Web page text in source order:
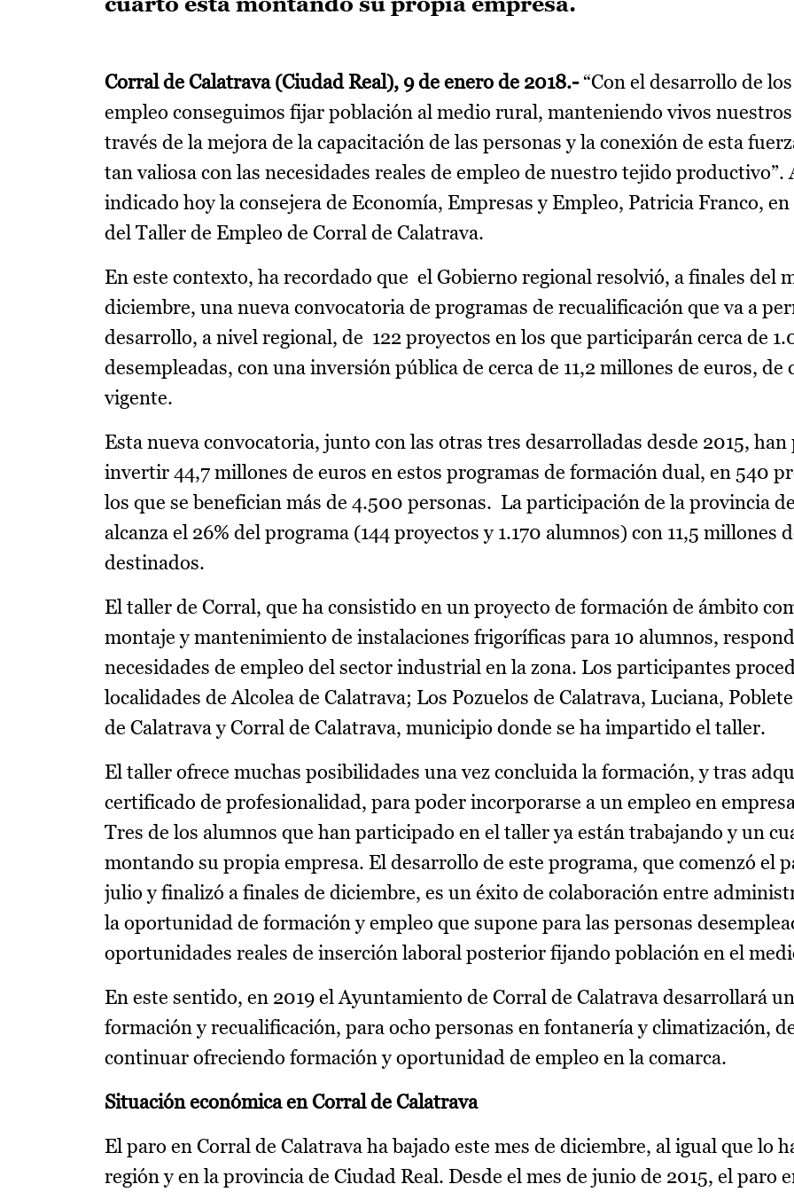
Corral de Calatrava (Ciudad Real), 9 de enero de 2018.-“Con el desarrollo de
empleo conseguimos fijar población al medio rural, manteniendo vivos
través de la mejora de la capacitación de las personas y la conexión de esta
tan valiosa con las necesidades reales de empleo de nuestro tejido productivo”.
indicado hoy la consejera de Economía, Empresas y Empleo, Patricia Franco,
del Taller de Empleo de Corral de Calatrava.
En este contexto, ha recordado que el Gobierno regional resolvió, a finales del
diciembre, una nueva convocatoria de programas de recualificación que va a
desarrollo, a nivel regional, de 122 proyectos en los que participarán cerca de
desempleadas, con una inversión pública de cerca de 11,2 millones de euros, de
vigente.
Esta nueva convocatoria, junto con las otras tres desarrolladas desde 2015,
invertir 44,7 millones de euros en estos programas de formación dual, en 540
los que se benefician más de 4.500 personas. La participación de la provincia
alcanza el 26% del programa (144 proyectos y 1.170 alumnos) con 11,5 millones
destinados.
El taller de Corral, que ha consistido en un proyecto de formación de ámbito
montaje y mantenimiento de instalaciones frigoríficas para 10 alumnos,
necesidades de empleo del sector industrial en la zona. Los participantes
localidades de Alcolea de Calatrava; Los Pozuelos de Calatrava, Luciana,
de Calatrava y Corral de Calatrava, municipio donde se ha impartido el taller.
El taller ofrece muchas posibilidades una vez concluida la formación, y tras
certificado de profesionalidad, para poder incorporarse a un empleo en
Tres de los alumnos que han participado en el taller ya están trabajando y un
montando su propia empresa. El desarrollo de este programa, que comenzó el
julio y finalizó a finales de diciembre, es un éxito de colaboración entre
la oportunidad de formación y empleo que supone para las personas
oportunidades reales de inserción laboral posterior fijando población en el
En este sentido, en 2019 el Ayuntamiento de Corral de Calatrava desarrollará
formación y recualificación, para ocho personas en fontanería y climatización,
continuar ofreciendo formación y oportunidad de empleo en la comarca.
Situación económica en Corral de Calatrava
El paro en Corral de Calatrava ha bajado este mes de diciembre, al igual que lo
región y en la provincia de Ciudad Real. Desde el mes de junio de 2015, el paro